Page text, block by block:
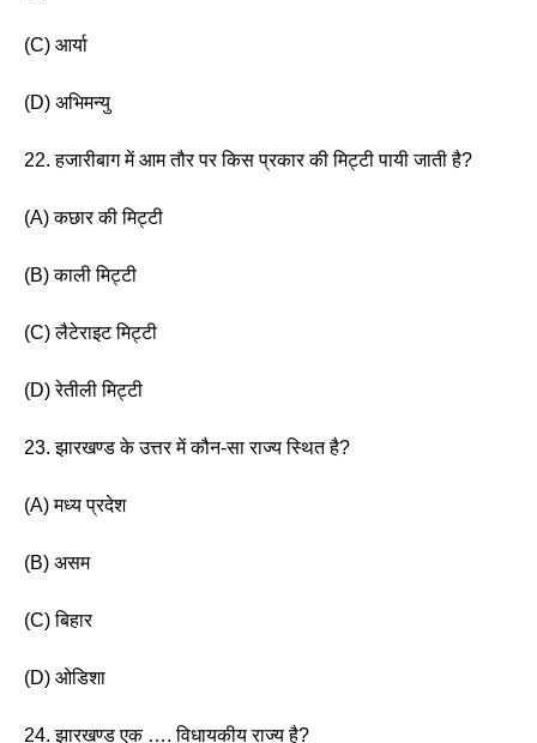
(C) आर्या
(D) अभिमन्यु
22. हजारीबाग में आम तौर पर किस प्रकार की मिट्टी पायी जाती है?
(A) कछार की मिट्टी
(B) काली मिट्टी
(C) लैटेराइट मिट्टी
(D) रेतीली मिट्टी
23. झारखण्ड के उत्तर में कौन-सा राज्य स्थित है?
(A) मध्य प्रदेश
(B) असम
(C) बिहार
(D) ओडिशा
24. झारखण्ड एक …. विधायकीय राज्य है?